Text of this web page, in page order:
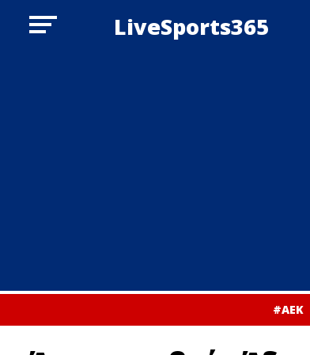
LiveSports365
#ΑΕΚ